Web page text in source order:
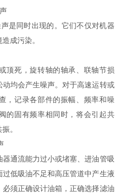
同时出现的。它们不仅对机器
成污染。
死，旋转轴的轴承、联轴节损
均会产生噪声。对于高速运转或
，记录各部件的振幅、频率和噪
的固有频率相同时，将会引起共
。
通流能力过小或堵塞、进油管吸
低吸油不足和高压管道中产生液
须正确设计油箱，正确选择滤油